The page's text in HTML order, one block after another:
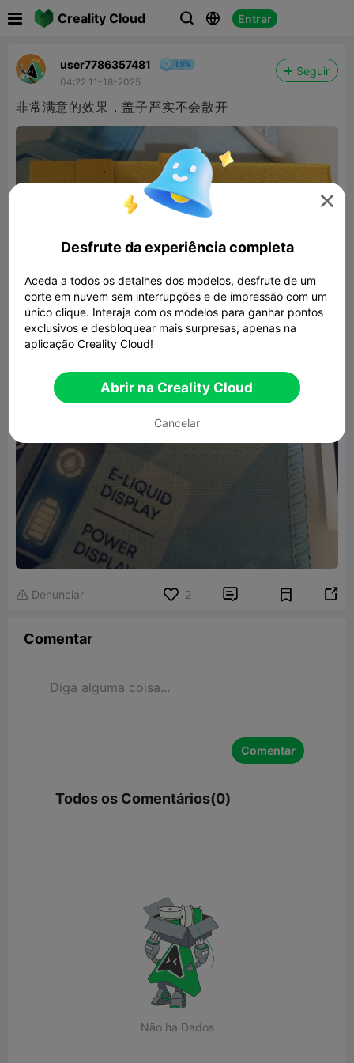
Creality Cloud   Entrar
user7786357481
04:22 11-18-2025
Seguir
非常满意的效果，盖子严实不会散开
 Denunciar 2  
Comentar
Comentar
Todos os Comentários(0)
Não há Dados

Desfrute da experiência completa
Aceda a todos os detalhes dos modelos, desfrute de um
corte em nuvem sem interrupções e de impressão com um
único clique. Interaja com os modelos para ganhar pontos
exclusivos e desbloquear mais surpresas, apenas na
aplicação Creality Cloud!
Abrir na Creality Cloud
Cancelar